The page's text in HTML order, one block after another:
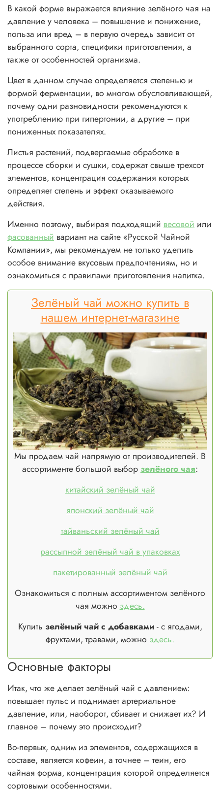
В какой форме выражается влияние зелёного чая на
давление у человека – повышение и понижение,
польза или вред – в первую очередь зависит от
выбранного сорта, специфики приготовления, а
также от особенностей организма.
Цвет в данном случае определяется степенью и
формой ферментации, во многом обусловливающей,
почему одни разновидности рекомендуются к
употреблению при гипертонии, а другие – при
пониженных показателях.
Листья растений, подвергаемые обработке в
процессе сборки и сушки, содержат свыше трехсот
элементов, концентрация содержания которых
определяет степень и эффект оказываемого
действия.
Именно поэтому, выбирая подходящий весовой или
фасованный вариант на сайте «Русской Чайной
Компании», мы рекомендуем не только уделить
особое внимание вкусовым предпочтениям, но и
ознакомиться с правилами приготовления напитка.
Зелёный чай можно купить в
нашем интернет-магазине
Мы продаем чай напрямую от производителей. В
ассортименте большой выбор зелёного чая:
китайский зелёный чай
японский зелёный чай
тайваньский зелёный чай
рассыпной зелёный чай в упаковках
пакетированный зелёный чай
Ознакомиться с полным ассортиментом зелёного
чая можно здесь.
Купить зелёный чай с добавками- с ягодами,
фруктами, травами, можно здесь.
Основные факторы
Итак, что же делает зелёный чай с давлением:
повышает пульс и поднимает артериальное
давление, или, наоборот, сбивает и снижает их? И
главное – почему это происходит?
Во-первых, одним из элементов, содержащихся в
составе, является кофеин, а точнее – теин, его
чайная форма, концентрация которой определяется
сортовыми особенностями.